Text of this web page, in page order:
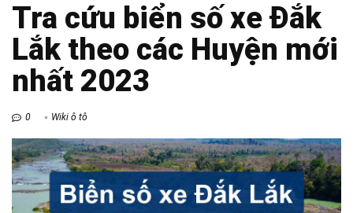
Tra cứu biển số xe Đắk
Lắk theo các Huyện mới
nhất 2023
0 Wiki ô tô